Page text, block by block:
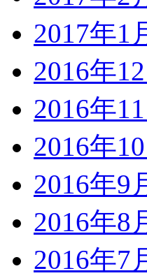
2017年1
2016年12
2016年11
2016年10
2016年9
2016年8
2016年7